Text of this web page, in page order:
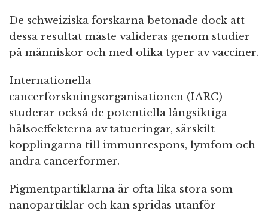
De schweiziska forskarna betonade dock att
dessa resultat måste valideras genom studier
på människor och med olika typer av vacciner.
Internationella
cancerforskningsorganisationen (IARC)
studerar också de potentiella långsiktiga
hälsoeffekterna av tatueringar, särskilt
kopplingarna till immunrespons, lymfom och
andra cancerformer.
Pigmentpartiklarna är ofta lika stora som
nanopartiklar och kan spridas utanför